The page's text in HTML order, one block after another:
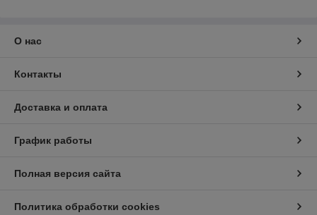
О нас
Контакты
Доставка и оплата
График работы
Полная версия сайта
Политика обработки cookies